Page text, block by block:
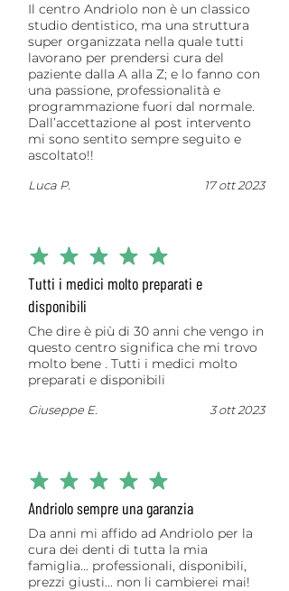
Il centro Andriolo non è un classico
studio dentistico, ma una struttura
super organizzata nella quale tutti
lavorano per prendersi cura del
paziente dalla A alla Z; e lo fanno con
una passione, professionalità e
programmazione fuori dal normale.
Dall’accettazione al post intervento
mi sono sentito sempre seguito e
ascoltato!!
Luca P. 17 ott 2023
la valutazione media è 5 su 5
Tutti i medici molto preparati e
disponibili
Che dire è più di 30 anni che vengo in
questo centro significa che mi trovo
molto bene . Tutti i medici molto
preparati e disponibili
Giuseppe E. 3 ott 2023
la valutazione media è 5 su 5
Andriolo sempre una garanzia
Da anni mi affido ad Andriolo per la
cura dei denti di tutta la mia
famiglia... professionali, disponibili,
prezzi giusti... non li cambierei mai!